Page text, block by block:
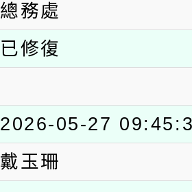
總務處
已修復
2026-05-27
戴玉珊